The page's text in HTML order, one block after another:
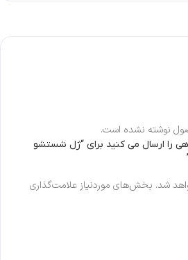
نوشته نشده است.
را ارسال می کنید برای “ژل شستشو
شد. بخش‌های موردنیاز علامت‌گذاری